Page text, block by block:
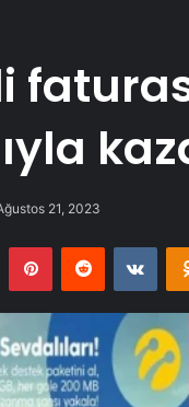
21, 2023
Tumblr PinterestReddit